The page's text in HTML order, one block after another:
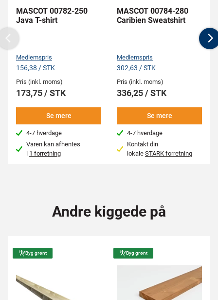
MASCOT 00782-250
Java T-shirt
Medlemspris
156,38 / STK
Pris (inkl. moms)
173,75 / STK
Se mere
4-7 hverdage
Varen kan afhentes
i 1 forretning
MASCOT 00784-280
Caribien Sweatshirt
Medlemspris
302,63 / STK
Pris (inkl. moms)
336,25 / STK
Se mere
4-7 hverdage
Kontakt din
lokale STARK forretning
Previous
Andre kiggede på
Byg grønt Byg grønt